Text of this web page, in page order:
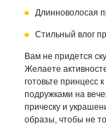
Длинноволосая
Стильный влог
Вам не придется
Желаете
готовьте принцесс
подружками на
прическу и
образы, чтобы не